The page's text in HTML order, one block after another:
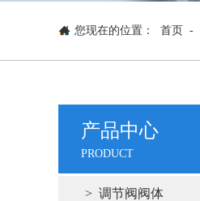
您现在的位置： 首页 -
产品中心
PRODUCT
调节阀阀体